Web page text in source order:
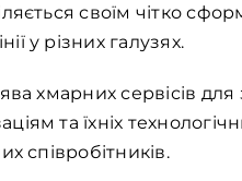
своїм чітко
у різних галузях.
хмарних сервісів
та їхніх
співробітників.